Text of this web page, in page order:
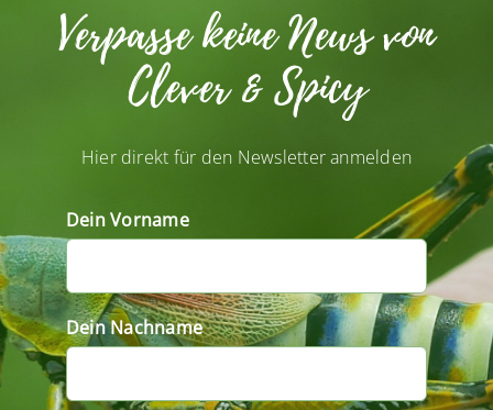
Verpasse keine News von
Clever & Spicy
Hier direkt für den Newsletter anmelden
Dein Vorname
Dein Nachname